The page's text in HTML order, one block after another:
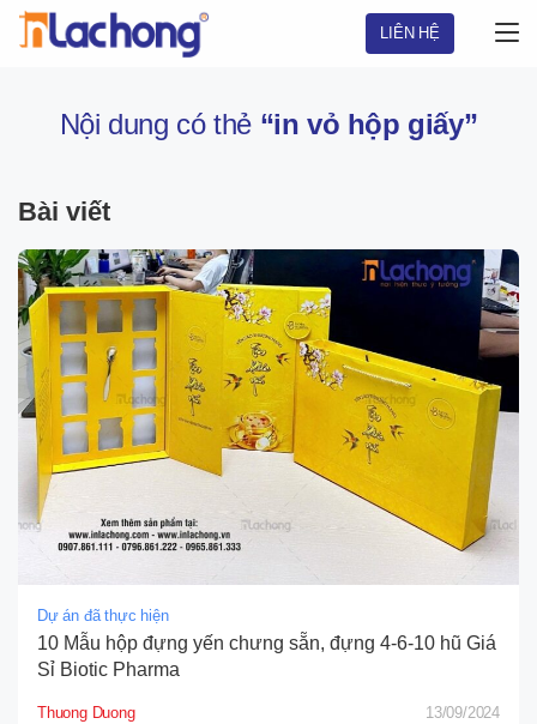
Chuyển
đến
LIÊN HỆ
Nội dung có thẻ “in vỏ hộp giấy”
Bài viết
Dự án đã thực hiện
10 Mẫu hộp đựng yến chưng sẵn, đựng 4-6-10 hũ Giá
Sỉ Biotic Pharma
Thuong Duong 13/09/2024